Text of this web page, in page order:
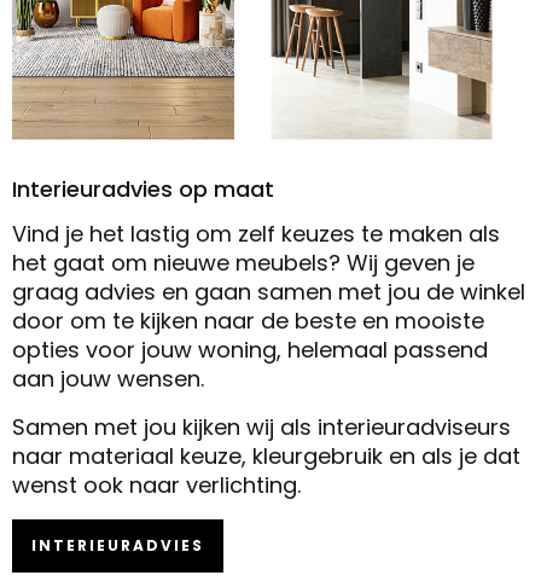
Interieuradvies op maat
Vind je het lastig om zelf keuzes te maken als
het gaat om nieuwe meubels? Wij geven je
graag advies en gaan samen met jou de winkel
door om te kijken naar de beste en mooiste
opties voor jouw woning, helemaal passend
aan jouw wensen.
Samen met jou kijken wij als interieuradviseurs
naar materiaal keuze, kleurgebruik en als je dat
wenst ook naar verlichting.
INTERIEURADVIES